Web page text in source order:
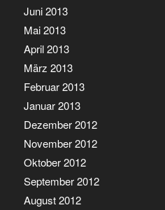
Juni 2013
Mai 2013
April 2013
März 2013
Februar 2013
Januar 2013
Dezember 2012
November 2012
Oktober 2012
September 2012
August 2012